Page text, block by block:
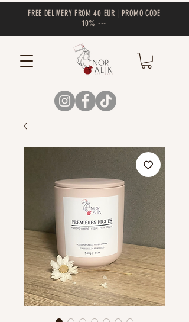
FREE DELIVERY FROM 40 EUR | PROMO CODE
10% ---